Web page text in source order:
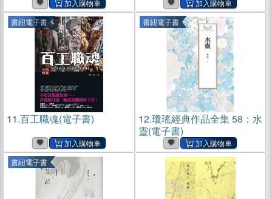
書紐電子書
11.百工職魂(電子書)
書紐電子書
12.瓊瑤經典作品全集 58：水
靈(電子書)
書紐電子書